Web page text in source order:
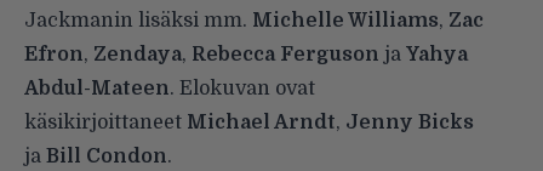
Jackmanin lisäksi mm. Michelle Williams, Zac
Efron, Zendaya, Rebecca Ferguson ja Yahya
Abdul-Mateen. Elokuvan ovat
käsikirjoittaneet Michael Arndt, Jenny Bicks
ja Bill Condon.